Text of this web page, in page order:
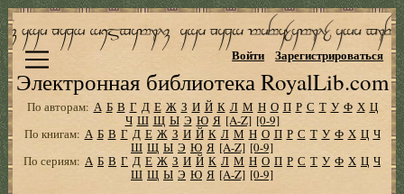
Электронная библиотека RoyalLib.com
Войти Зарегистрироваться
По авторам: А Б В Г Д Е Ж З И Й К Л М Н О П Р С Т У Ф Х Ц
Ч Ш Щ Ы Э Ю Я [A-Z] [0-9]
По книгам: А Б В Г Д Е Ж З И Й К Л М Н О П Р С Т У Ф Х Ц Ч
Ш Щ Ы Э Ю Я [A-Z] [0-9]
По сериям: А Б В Г Д Е Ж З И Й К Л М Н О П Р С Т У Ф Х Ц Ч
Ш Щ Ы Э Ю Я [A-Z] [0-9]